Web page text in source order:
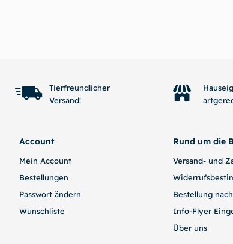
Tierfreundlicher
Versand!
Account
Mein Account
Bestellungen
Passwort ändern
Wunschliste
Rund um die
Versand- und
Bestellung
Info-Flyer
Über uns